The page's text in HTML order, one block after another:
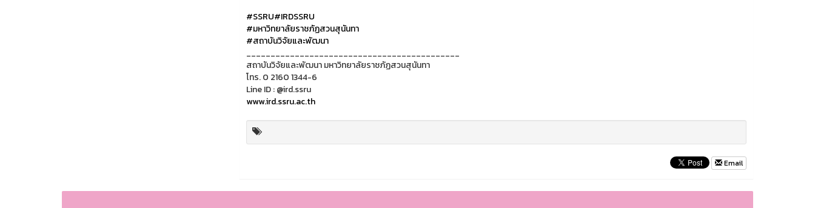
#SSRU#IRDSSRU
#มหาวิทยาลัยราชภัฏสวนสุนันทา
#สถาบันวิจัยและพัฒนา
____________________________________________
สถาบันวิจัยและพัฒนา มหาวิทยาลัยราชภัฏสวนสุนันทา
โทร. 0 2160 1344-6
Line ID : @ird.ssru
www.ird.ssru.ac.th
Email